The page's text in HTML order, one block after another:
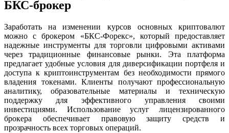
БКС-брокер
Заработать на изменении курсов основных криптовалют
можно с брокером «БКС-Форекс», который предоставляет
надежные инструменты для торговли цифровыми активами
через традиционные финансовые рынки. Эта платформа
предлагает удобные условия для диверсификации портфеля и
доступа к криптоинструментам без необходимости прямого
владения токенами. Клиенты получают профессиональную
аналитику, образовательные материалы и техническую
поддержку для эффективного управления своими
инвестициями. Использование услуг лицензированного
брокера обеспечивает правовую защиту средств и
прозрачность всех торговых операций.